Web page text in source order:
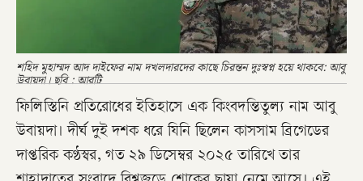
শহিদ মুহাম্মদ আদ দাইফের নাম দখলদারদের কাছে চিরন্তন দুঃস্বপ্ন হয়ে থাকবে: আবু
উবায়দা। ছবি : আরটি
ফিলিস্তিনি প্রতিরোধের ইতিহাসে এক কিংবদন্তিতুল্য নাম আবু
উবায়দা। দীর্ঘ দুই দশক ধরে যিনি ছিলেন কাসসাম ব্রিগেডের
দাপ্তরিক কণ্ঠস্বর, গত ২৯ ডিসেম্বর ২০২৫ তারিখে তার